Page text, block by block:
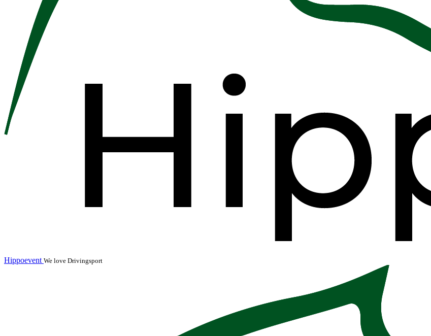
Hippoevent We love Drivingsport